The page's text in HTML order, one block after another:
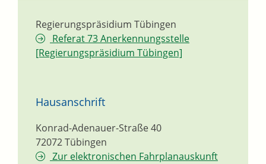
Regierungspräsidium Tübingen
Referat 73 Anerkennungsstelle
[Regierungspräsidium Tübingen]
Hausanschrift
Konrad-Adenauer-Straße 40
72072Tübingen
Zur elektronischen Fahrplanauskunft